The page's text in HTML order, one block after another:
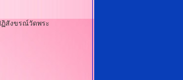
สังขรณ์วัดพระ